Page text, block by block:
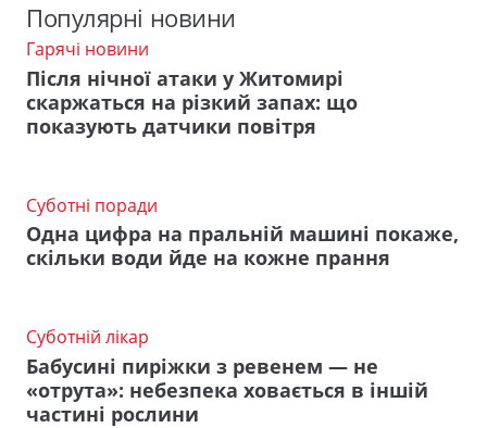
Популярні новини
Гарячі новини
Після нічної атаки у Житомирі
скаржаться на різкий запах: що
показують датчики повітря
Суботні поради
Одна цифра на пральній машині покаже,
скільки води йде на кожне прання
Суботній лікар
Бабусині пиріжки з ревенем — не
«отрута»: небезпека ховається в іншій
частині рослини